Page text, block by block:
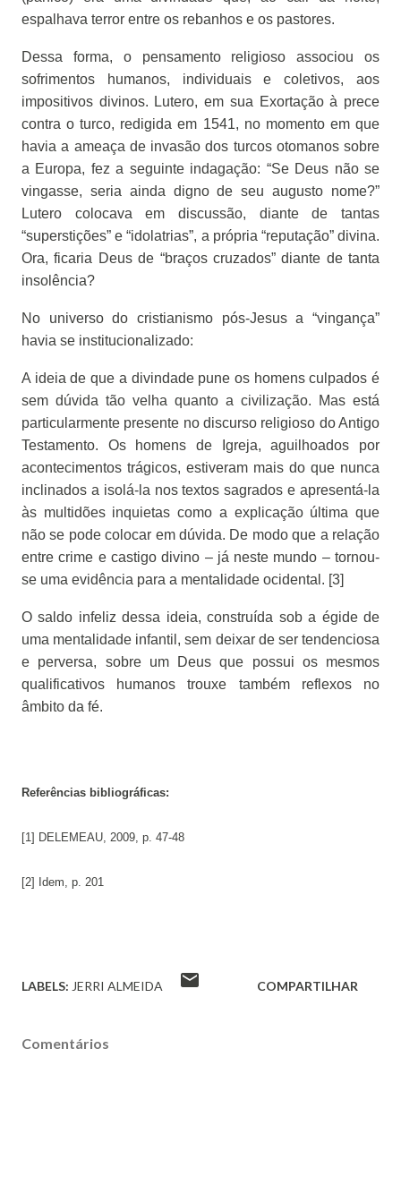
espalhava terror entre os rebanhos e os pastores.
Dessa forma, o pensamento religioso associou os
sofrimentos humanos, individuais e coletivos, aos
impositivos divinos. Lutero, em sua Exortação à prece
contra o turco, redigida em 1541, no momento em que
havia a ameaça de invasão dos turcos otomanos sobre
a Europa, fez a seguinte indagação: “Se Deus não se
vingasse, seria ainda digno de seu augusto nome?”
Lutero colocava em discussão, diante de tantas
“superstições” e “idolatrias”, a própria “reputação” divina.
Ora, ficaria Deus de “braços cruzados” diante de tanta
insolência?
No universo do cristianismo pós-Jesus a “vingança”
havia se institucionalizado:
A ideia de que a divindade pune os homens culpados é
sem dúvida tão velha quanto a civilização. Mas está
particularmente presente no discurso religioso do Antigo
Testamento. Os homens de Igreja, aguilhoados por
acontecimentos trágicos, estiveram mais do que nunca
inclinados a isolá-la nos textos sagrados e apresentá-la
às multidões inquietas como a explicação última que
não se pode colocar em dúvida. De modo que a relação
entre crime e castigo divino – já neste mundo – tornou-
se uma evidência para a mentalidade ocidental. [3]
O saldo infeliz dessa ideia, construída sob a égide de
uma mentalidade infantil, sem deixar de ser tendenciosa
e perversa, sobre um Deus que possui os mesmos
qualificativos humanos trouxe também reflexos no
âmbito da fé.
Referências bibliográficas:
[1] DELEMEAU, 2009, p. 47-48
[2] Idem, p. 201
LABELS: JERRI ALMEIDA COMPARTILHAR
Comentários